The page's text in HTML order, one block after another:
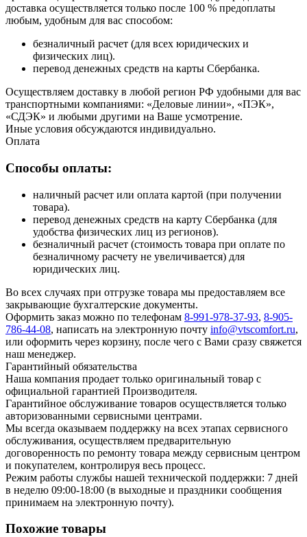
доставка осуществляется только после 100 % предоплаты
любым, удобным для вас способом:
безналичный расчет (для всех юридических и
физических лиц).
перевод денежных средств на карты Сбербанка.
Осуществляем доставку в любой регион РФ удобными для вас
транспортными компаниями: «Деловые линии», «ПЭК»,
«СДЭК» и любыми другими на Ваше усмотрение.
Иные условия обсуждаются индивидуально.
Оплата
Способы оплаты:
наличный расчет или оплата картой (при получении
товара).
перевод денежных средств на карту Сбербанка (для
удобства физических лиц из регионов).
безналичный расчет (стоимость товара при оплате по
безналичному расчету не увеличивается) для
юридических лиц.
Во всех случаях при отгрузке товара мы предоставляем все
закрывающие бухгалтерские документы.
Оформить заказ можно по телефонам 8-991-978-37-93, 8-905-
786-44-08, написать на электронную почту info@vtscomfort.ru,
или оформить через корзину, после чего с Вами сразу свяжется
наш менеджер.
Гарантийный обязательства
Наша компания продает только оригинальный товар с
официальной гарантией Производителя.
Гарантийное обслуживание товаров осуществляется только
авторизованными сервисными центрами.
Мы всегда оказываем поддержку на всех этапах сервисного
обслуживания, осуществляем предварительную
договоренность по ремонту товара между сервисным центром
и покупателем, контролируя весь процесс.
Режим работы службы нашей технической поддержки: 7 дней
в неделю 09:00-18:00 (в выходные и праздники сообщения
принимаем на электронную почту).
Похожие товары